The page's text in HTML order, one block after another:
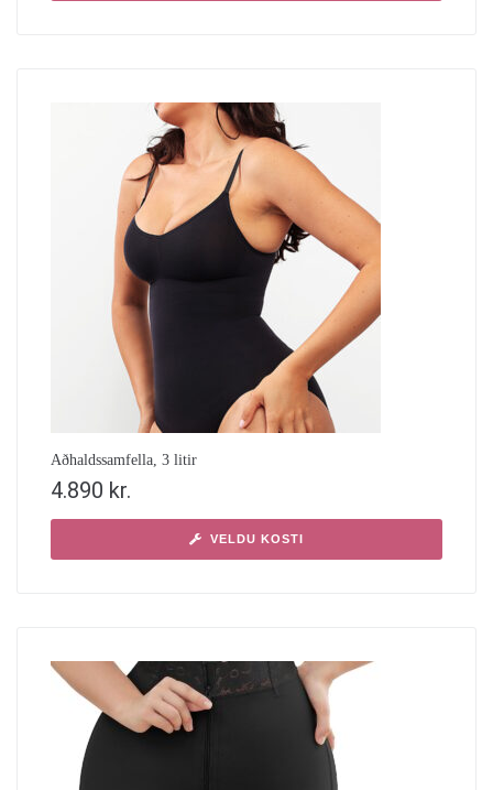
Aðhaldssamfella, 3 litir
4.890 kr.
VELDU KOSTI